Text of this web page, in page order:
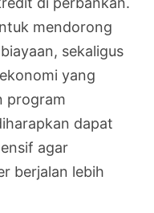
mendorong
sekaligus
yang
program
dapat
agar
berjalan lebih